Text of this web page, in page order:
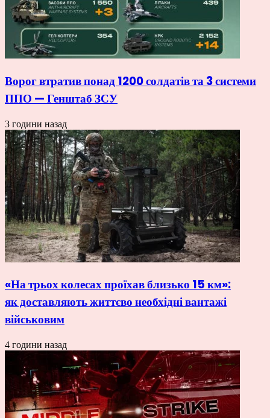
Ворог втратив понад 1200 солдатів та 3 системи
ППО — Генштаб ЗСУ
3 години назад
«На трьох колесах проїхав близько 15 км»:
як доставляють життєво необхідні вантажі
військовим
4 години назад